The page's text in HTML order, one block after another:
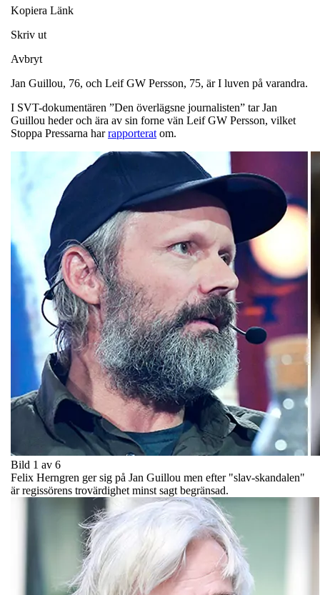
Kopiera Länk
Skriv ut
Avbryt
Jan Guillou, 76, och Leif GW Persson, 75, är I luven på varandra.
I SVT-dokumentären ”Den överlägsne journalisten” tar Jan
Guillou heder och ära av sin forne vän Leif GW Persson, vilket
Stoppa Pressarna harrapporterat om.
Bild 1 av 6
Felix Herngren ger sig på Jan Guillou men efter "slav-skandalen"
är regissörens trovärdighet minst sagt begränsad.